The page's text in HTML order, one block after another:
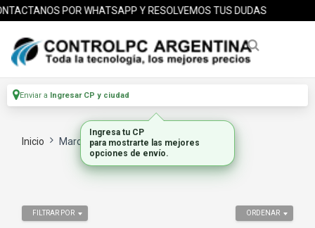
POR WHATSAPP Y RESOLVEMOS TUS DUDAS
Enviar a Ingresar CP y ciudad
Inicio Marca LG
ORDENAR
FILTRAR POR
Ingresa tu CP
para mostrarte las mejores
opciones de envío.